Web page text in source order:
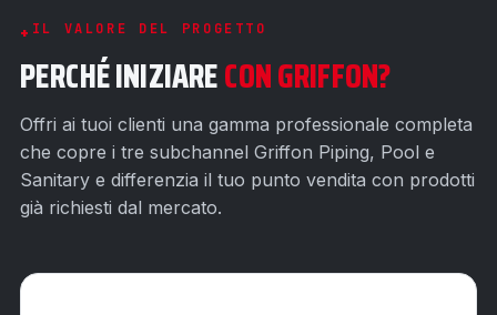
IL VALORE DEL PROGETTO
PERCHÉ INIZIARECON GRIFFON?
Offri ai tuoi clienti una gamma professionale completa
che copre i tre subchannel Griffon Piping, Pool e
Sanitary e differenzia il tuo punto vendita con prodotti
già richiesti dal mercato.